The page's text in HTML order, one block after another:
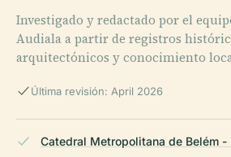
Investigado y redactado por el
Audiala a partir de registros
arquitectónicos y conocimiento
Última revisión: April 2026
Catedral Metropolitana de Belém -